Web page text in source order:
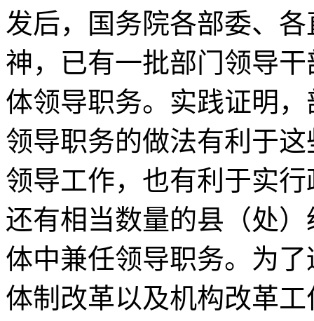
发后，国务院各部委、
神，已有一批部门领导
体领导职务。实践证明
领导职务的做法有利于
领导工作，也有利于实
还有相当数量的县（处
体中兼任领导职务。为
体制改革以及机构改革